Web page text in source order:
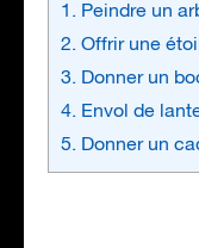
1. Peindre un
2. Offrir une
3. Donner un
4. Envol de
5. Donner un